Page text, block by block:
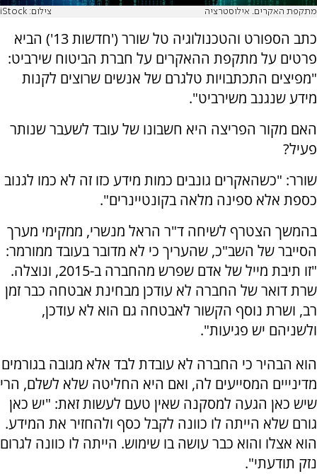
מתקפת האקרים. אילוסטרציה צילום: iStock
כתב הספורט והטכנולוגיה טל שורר ('חדשות 13') הביא
פרטים על מתקפת ההאקרים על חברת הביטוח שירביט:
"מפיצים התכתבויות טלגרם של אנשים שרוצים לקנות
מידע שנגנב משירביט".
האם מקור הפריצה היא חשבונו של עובד לשעבר שנותר
פעיל?
שורר: "כשהאקרים גונבים כמות מידע כזו זה לא כמו לגנוב
כספת אלא ספינה מלאה בקונטיינרים".
בהמשך הצטרף לשיחה ד"ר הראל מנשרי, ממקימי מערך
הסייבר של השב"כ, שהעריך כי לא מדובר בעובד ממורמר:
"זו תיבת מייל של אדם שפרש מהחברה ב-2015, ונוצלה.
שרת דואר של החברה לא עודכן מבחינת אבטחה כבר זמן
רב, ושרת נוסף הקשור לאבטחה גם הוא לא עודכן,
ולשניהם יש פגיעות".
הוא הבהיר כי החברה לא עובדת לבד אלא מגובה בגורמים
מדינייים המסייעים לה, ואם היא החליטה שלא לשלם, הרי
שיש כאן הגעה למסקנה שאין טעם לעשות זאת: "יש כאן
גורם שלא הייתה לו כוונה לקבל כסף ולהחזיר את המידע.
הוא אצלו והוא כבר עושה בו שימוש. הייתה לו כוונה לגרום
נזק תודעתי".